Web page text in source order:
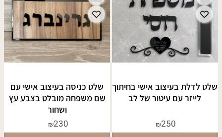
שלט לדלת בעיצוב אישי בחיתוך
לייזר עם עיטור של לב
₪250
שלט כניסה בעיצוב אישי עם
שם משפחה מובלט בצבע עץ
ושחור
₪230